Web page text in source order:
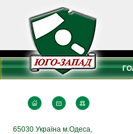
65030 Україна м.Одеса,